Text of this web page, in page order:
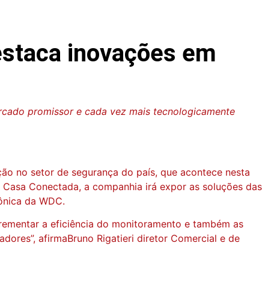
inovações em
promissor e cada vez mais tecnologicamente
no setor de segurança do país, que acontece nesta
Conectada, a companhia irá expor as soluções das
da WDC.
a eficiência do monitoramento e também as
afirmaBruno Rigatieri diretor Comercial e de